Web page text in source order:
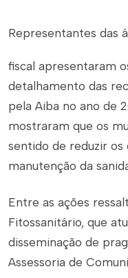
Representantes das
fiscal apresentaram
detalhamento das
pela Aiba no ano de
mostraram que os
sentido de reduzir os
manutenção da
Entre as ações
Fitossanitário, que
disseminação de
Assessoria de